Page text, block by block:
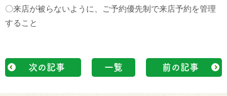
〇来店が被らないように、ご予約優先制で来店予約を管理
すること
次の記事 一覧 前の記事